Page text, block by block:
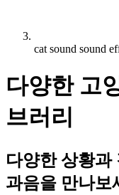
cat sound sound
다양한 고
브러리
다양한 상황과
과음을 만나보